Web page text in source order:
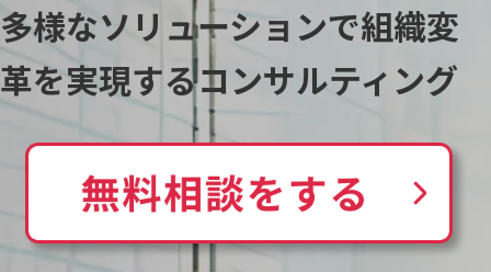
多様なソリューションで組織変
革を実現するコンサルティング